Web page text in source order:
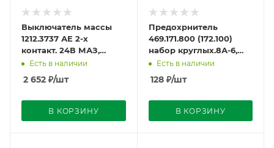
Выключатель массы
1212.3737 АЕ 2-х
контакт. 24В МАЗ,
Камаз AVTOELECTRICA
Есть в наличии
2 652 ₽/шт
В КОРЗИНУ
Предохрнитель
469.171.800 (172.100)
набор круглых.8А-6,
16А-2 (ВАЗ)
Есть в наличии
128₽/шт
В КОРЗИНУ